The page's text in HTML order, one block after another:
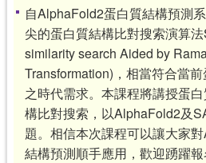
自AlphaFold2蛋白質結構預測
尖的蛋白質結構比對搜索演算
similarity search Aided by
Transformation)，相當符合當
之時代需求。本課程將講授蛋
構比對搜索，以AlphaFold2及
題。相信本次課程可以讓大家對
結構預測順手應用，歡迎踴躍